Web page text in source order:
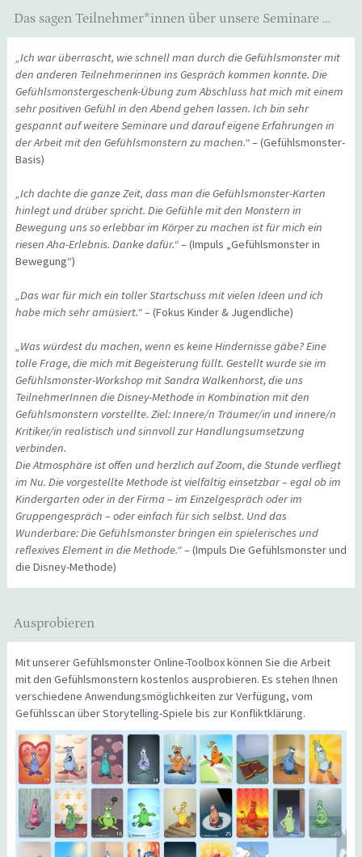
Das sagen Teilnehmer*innen über unsere Seminare …
„Ich war überrascht, wie schnell man durch die Gefühlsmonster mit
den anderen Teilnehmerinnen ins Gespräch kommen konnte. Die
Gefühlsmonstergeschenk-Übung zum Abschluss hat mich mit einem
sehr positiven Gefühl in den Abend gehen lassen. Ich bin sehr
gespannt auf weitere Seminare und darauf eigene Erfahrungen in
der Arbeit mit den Gefühlsmonstern zu machen.“– (Gefühlsmonster-
Basis)
„Ich dachte die ganze Zeit, dass man die Gefühlsmonster-Karten
hinlegt und drüber spricht. Die Gefühle mit den Monstern in
Bewegung uns so erlebbar im Körper zu machen ist für mich ein
riesen Aha-Erlebnis. Danke dafür.“– (Impuls „Gefühlsmonster in
Bewegung“)
„Das war für mich ein toller Startschuss mit vielen Ideen und ich
habe mich sehr amüsiert.“ – (Fokus Kinder & Jugendliche)
„Was würdest du machen, wenn es keine Hindernisse gäbe? Eine
tolle Frage, die mich mit Begeisterung füllt. Gestellt wurde sie im
Gefühlsmonster-Workshop mit Sandra Walkenhorst, die uns
TeilnehmerInnen die Disney-Methode in Kombination mit den
Gefühlsmonstern vorstellte. Ziel: Innere/n Träumer/in und innere/n
Kritiker/in realistisch und sinnvoll zur Handlungsumsetzung
verbinden.
Die Atmosphäre ist offen und herzlich auf Zoom, die Stunde verfliegt
im Nu. Die vorgestellte Methode ist vielfältig einsetzbar – egal ob im
Kindergarten oder in der Firma – im Einzelgespräch oder im
Gruppengespräch – oder einfach für sich selbst. Und das
Wunderbare: Die Gefühlsmonster bringen ein spielerisches und
reflexives Element in die Methode.“– (Impuls Die Gefühlsmonster und
die Disney-Methode)
Ausprobieren
Mit unserer Gefühlsmonster Online-Toolbox können Sie die Arbeit
mit den Gefühlsmonstern kostenlos ausprobieren. Es stehen Ihnen
verschiedene Anwendungsmöglichkeiten zur Verfügung, vom
Gefühlsscan über Storytelling-Spiele bis zur Konfliktklärung.